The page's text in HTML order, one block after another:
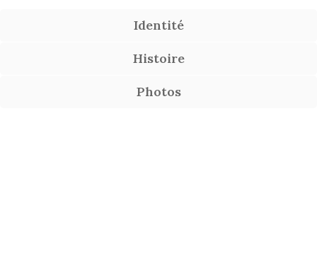
Identité
Histoire
Photos